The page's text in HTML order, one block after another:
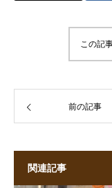
この記
前の記事
関連記事